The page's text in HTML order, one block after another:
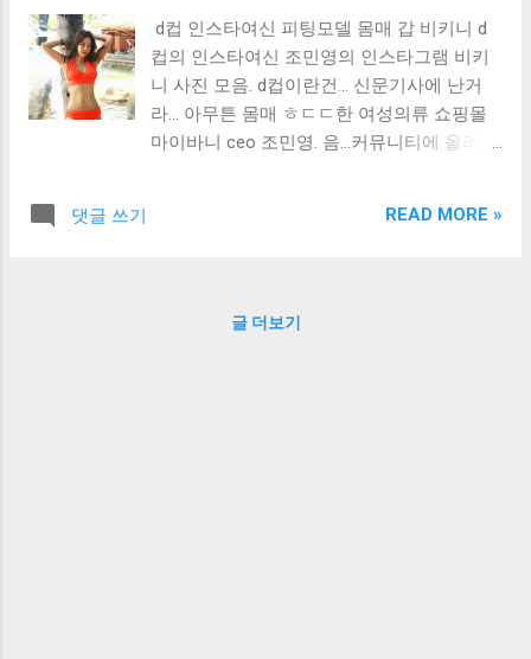
d컵 인스타여신 피팅모델 몸매 갑 비키니 d
컵의 인스타여신 조민영의 인스타그램 비키
니 사진 모음. d컵이란건... 신문기사에 난거
라... 아무튼 몸매 ㅎㄷㄷ한 여성의류 쇼핑몰
마이바니 ceo 조민영. 음...커뮤니티에 올라와
댓글 쓰기 READ MORE »
글 더보기